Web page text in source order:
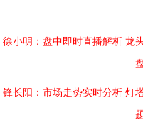
徐小明：盘中即时直播解析 龙
锋长阳：市场走势实时分析 灯